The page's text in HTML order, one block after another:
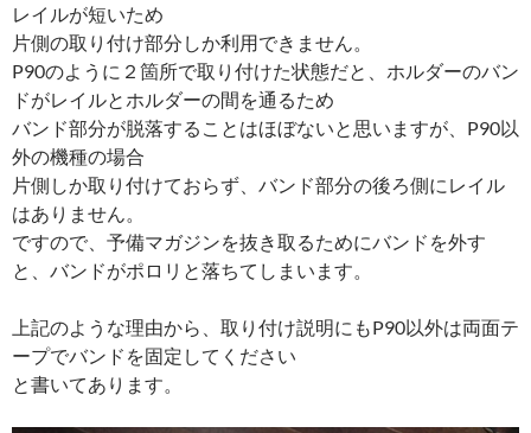
レイルが短いため
片側の取り付け部分しか利用できません。
P90のように２箇所で取り付けた状態だと、ホルダーのバン
ドがレイルとホルダーの間を通るため
バンド部分が脱落することはほぼないと思いますが、P90以
外の機種の場合
片側しか取り付けておらず、バンド部分の後ろ側にレイル
はありません。
ですので、予備マガジンを抜き取るためにバンドを外す
と、バンドがポロリと落ちてしまいます。
上記のような理由から、取り付け説明にもP90以外は両面テ
ープでバンドを固定してください
と書いてあります。